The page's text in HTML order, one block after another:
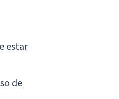
estar
de